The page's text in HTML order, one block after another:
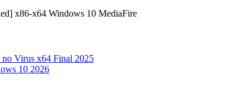
x86-x64 Windows 10 MediaFire
Virus x64 Final 2025
10 2026